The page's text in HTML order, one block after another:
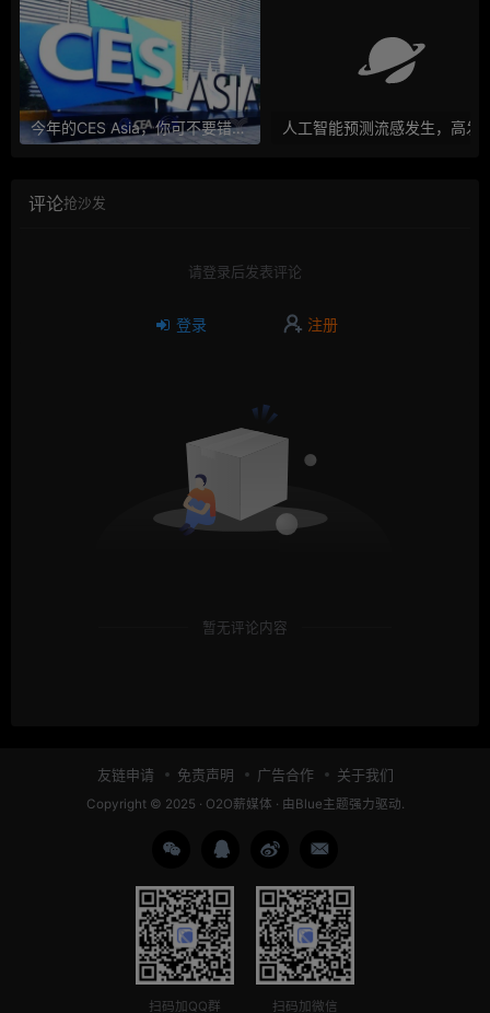
今年的CES Asia，你可不要错过这些自动驾驶看点
评论抢沙发
请登录后发表评论
登录 注册
暂无评论内容
友链申请 免责声明 广告合作 关于我们
Copyright © 2025 · O2O薪媒体 · 由 Blue主题强力驱动.
扫码加QQ群 扫码加微信